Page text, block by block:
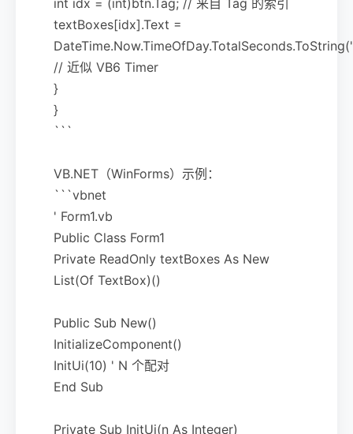
textBoxes[idx].Text =
// 近似 VB6 Timer
}
}
```
VB.NET（WinForms）示例：
```vbnet
' Form1.vb
Public Class Form1
Private ReadOnly textBoxes As New
List(Of TextBox)()
Public Sub New()
InitializeComponent()
InitUi(10) ' N 个配对
End Sub
Private Sub InitUi(n As Integer)